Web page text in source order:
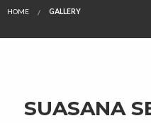
HOME GALLERY
SUASANA